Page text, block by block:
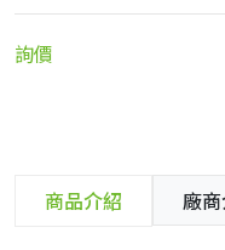
詢價
商品介紹 廠